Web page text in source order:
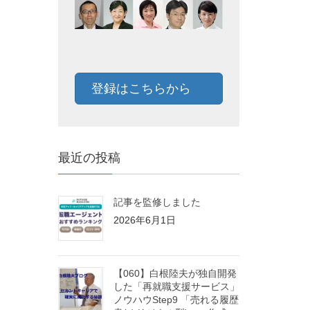
登録はこちらから
最近の投稿
記事を監修しました
2026年6月1日
【060】白根陸夫が独自開発
した「再就職支援サービス」
ノウハウStep9 「売れる履歴